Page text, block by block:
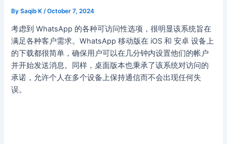
BySaqib K/October 7, 2024
考虑到 WhatsApp 的各种可访问性选项，很明显该系统旨在
满足各种客户需求。WhatsApp 移动版在 iOS 和 安卓 设备上
的下载都很简单，确保用户可以在几分钟内设置他们的帐户
并开始发送消息。同样，桌面版本也秉承了该系统对访问的
承诺，允许个人在多个设备上保持通信而不会出现任何失
误。